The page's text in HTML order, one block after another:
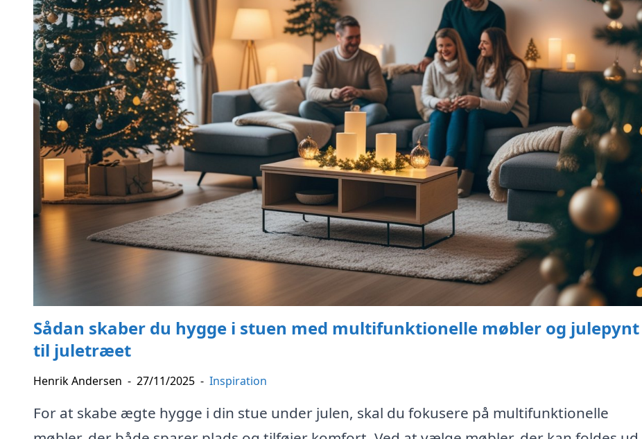
Sådan skaber du hygge i stuen med multifunktionelle møbler og julepynt
til juletræet
Henrik Andersen - 27/11/2025 - Inspiration
For at skabe ægte hygge i din stue under julen, skal du fokusere på multifunktionelle